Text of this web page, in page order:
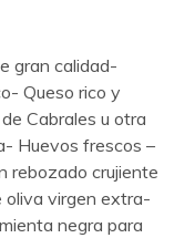
gran calidad-
Queso rico y
Cabrales u otra
Huevos frescos –
rebozado crujiente
virgen extra-
negra para